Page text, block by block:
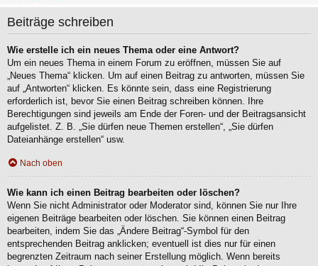
Beiträge schreiben
Wie erstelle ich ein neues Thema oder eine Antwort?
Um ein neues Thema in einem Forum zu eröffnen, müssen Sie auf
„Neues Thema“ klicken. Um auf einen Beitrag zu antworten, müssen Sie
auf „Antworten“ klicken. Es könnte sein, dass eine Registrierung
erforderlich ist, bevor Sie einen Beitrag schreiben können. Ihre
Berechtigungen sind jeweils am Ende der Foren- und der Beitragsansicht
aufgelistet. Z. B. „Sie dürfen neue Themen erstellen“, „Sie dürfen
Dateianhänge erstellen“ usw.
Nach oben
Wie kann ich einen Beitrag bearbeiten oder löschen?
Wenn Sie nicht Administrator oder Moderator sind, können Sie nur Ihre
eigenen Beiträge bearbeiten oder löschen. Sie können einen Beitrag
bearbeiten, indem Sie das „Ändere Beitrag“-Symbol für den
entsprechenden Beitrag anklicken; eventuell ist dies nur für einen
begrenzten Zeitraum nach seiner Erstellung möglich. Wenn bereits